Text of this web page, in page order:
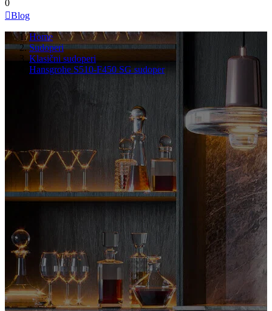
0
Blog
Home
Sudoperi
Klasični sudoperi
Hansgrohe S510-F450 SG sudoper